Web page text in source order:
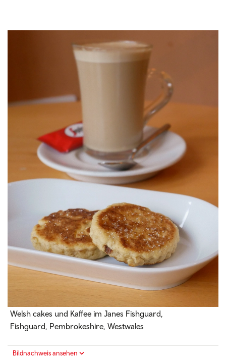
Welsh cakes und Kaffee im Janes Fishguard,
Fishguard, Pembrokeshire, Westwales
Bildnachweis ansehen